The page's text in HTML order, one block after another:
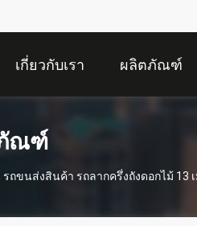
เกี่ยวกับเรา ผลิตภัณฑ์
ภัณฑ์
ถขนส่งสินค้า รถลากครึ่งถังดอกไม้ 13